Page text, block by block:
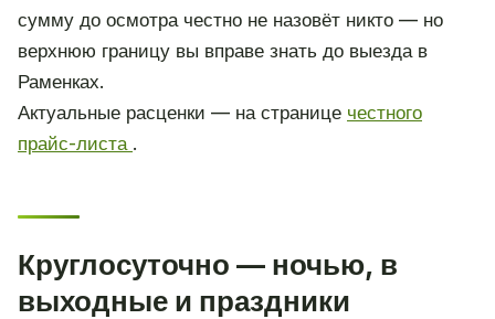
сумму до осмотра честно не назовёт никто — но
верхнюю границу вы вправе знать до выезда в
Раменках.
Актуальные расценки — на странице честного
прайс-листа .
Круглосуточно — ночью, в
выходные и праздники